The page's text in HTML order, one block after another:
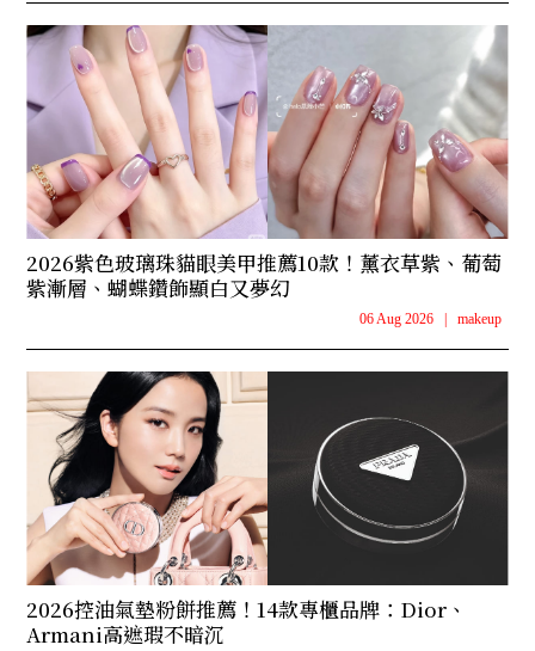
2026紫色玻璃珠貓眼美甲推薦10款！薰衣草紫、葡萄
紫漸層、蝴蝶鑽飾顯白又夢幻
06 Aug 2026 makeup
2026控油氣墊粉餅推薦！14款專櫃品牌：Dior、
Armani高遮瑕不暗沉